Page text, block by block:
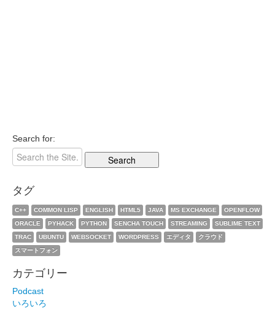
Search for:
タグ
C++ COMMON LISP ENGLISH HTML5 JAVA MS EXCHANGE
OPENFLOW
ORACLE
PYHACK PYTHON SENCHA TOUCH STREAMING
SUBLIME TEXT
TRAC
UBUNTU WEBSOCKET WORDPRESS エディタ
クラウド
スマートフォン
カテゴリー
Podcast
いろいろ